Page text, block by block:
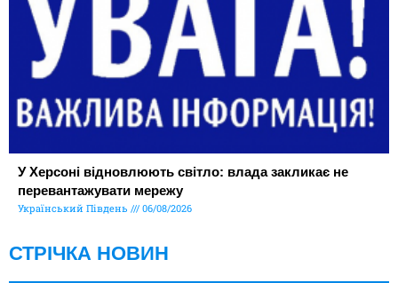
У Херсоні відновлюють світло: влада закликає не
перевантажувати мережу
Український Південь 06/08/2026
СТРІЧКА НОВИН